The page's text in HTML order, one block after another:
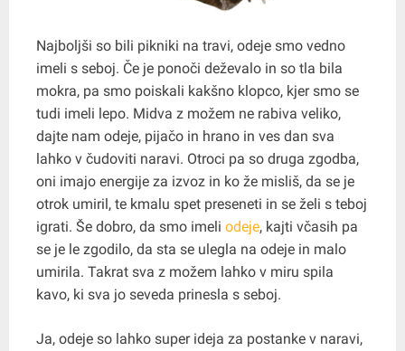
Najboljši so bili pikniki na travi, odeje smo vedno
imeli s seboj. Če je ponoči deževalo in so tla bila
mokra, pa smo poiskali kakšno klopco, kjer smo se
tudi imeli lepo. Midva z možem ne rabiva veliko,
dajte nam odeje, pijačo in hrano in ves dan sva
lahko v čudoviti naravi. Otroci pa so druga zgodba,
oni imajo energije za izvoz in ko že misliš, da se je
otrok umiril, te kmalu spet preseneti in se želi s teboj
igrati. Še dobro, da smo imeli odeje, kajti včasih pa
se je le zgodilo, da sta se ulegla na odeje in malo
umirila. Takrat sva z možem lahko v miru spila
kavo, ki sva jo seveda prinesla s seboj.
Ja, odeje so lahko super ideja za postanke v naravi,